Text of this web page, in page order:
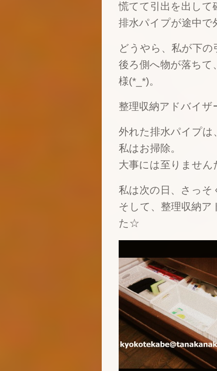
慌てて引出を出して
排水パイプが途中で
どうやら、私が下
後ろ側へ物が落ち
様(*_*)。
整理収納アドバイザ
外れた排水パイプは
私はお掃除。
大事には至りません
私は次の日、さっそ
そして、整理収納
た☆